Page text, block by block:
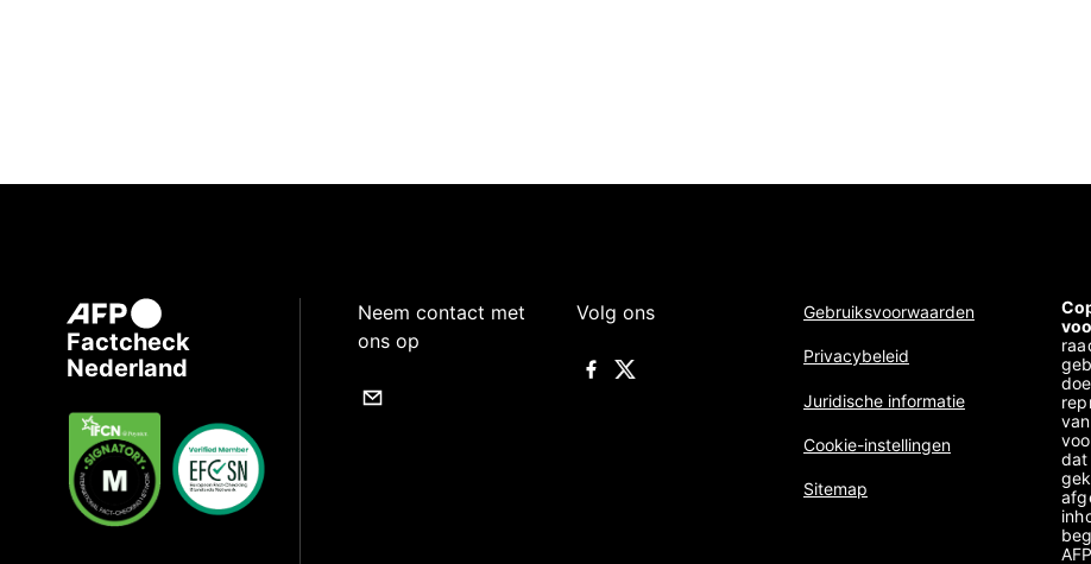
Factcheck
Nederland
Neem contact met
ons op
Volg ons Gebruiksvoorwaarden
Privacybeleid
Juridische informatie
Cookie-instellingen
Sitemap
dat